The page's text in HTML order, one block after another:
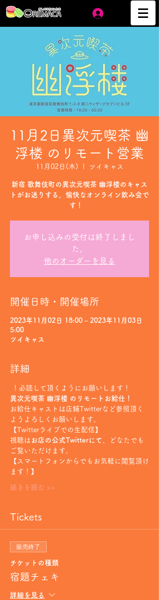
11月2日異次元喫茶 幽
浮楼 のリモート営業
11月02日(木) ツイキャス
新宿 歌舞伎町の異次元喫茶 幽浮楼のキャス
トがお送りする、愉快なオンライン飲み会で
す！
お申し込みの受付は終了しまし
た。
他のオーダーを見る
開催日時・開催場所
2023年11月02日 18:00 – 2023年11月03日
5:00
ツイキャス
詳細
！必読して頂くようにお願いします！
異次元喫茶 幽浮楼 のリモートお給仕！
お給仕キャストは店鋪Twitterなど参照頂く
ようよろしくお願いします。
【Twitterライブでの生配信】
視聴は お店の公式Twitterにて 、どなたでも
ご覧いただけます。
【スマートフォンからでもお気軽に閲覧頂け
ます！】
続きを読む >>
Tickets
販売終了
チケットの種類
宿題チェキ
詳細を見る